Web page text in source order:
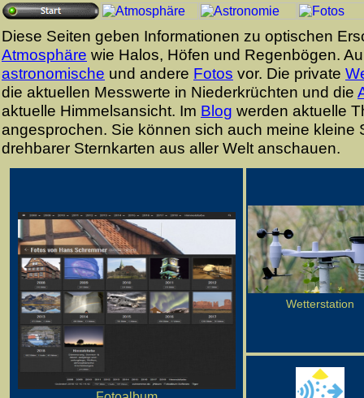
Diese Seiten geben Informationen zu optischen
Atmosphäre wie Halos, Höfen und Regenbögen.
astronomische und andere Fotos vor. Die private
die aktuellen Messwerte in Niederkrüchten und die
aktuelle Himmelsansicht. Im Blog werden aktuelle
angesprochen. Sie können sich auch meine kleine
drehbarer Sternkarten aus aller Welt anschauen.
Wetterstation